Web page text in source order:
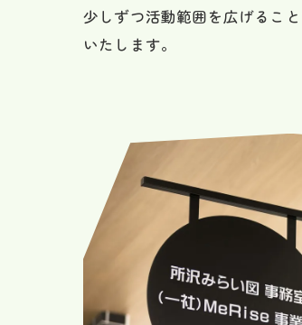
少しずつ活動範囲を広げるこ
いたします。